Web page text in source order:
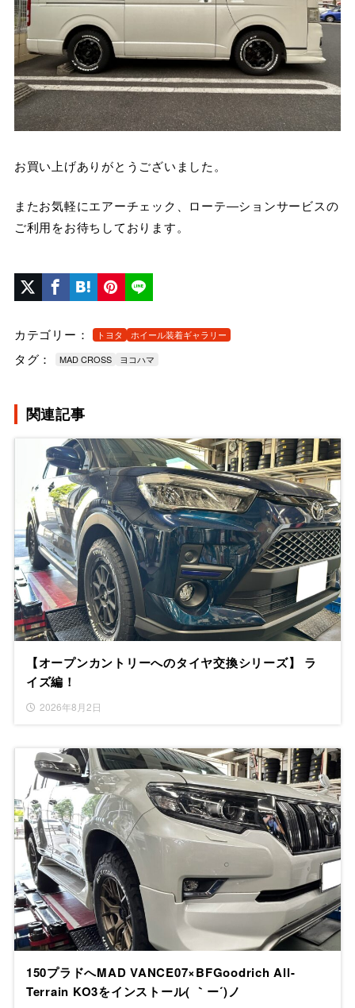
お買い上げありがとうございました。
またお気軽にエアーチェック、ローテ―ションサービスの
ご利用をお待ちしております。
カテゴリー： トヨタ ホイール装着ギャラリー
タグ： MAD CROSS ヨコハマ
関連記事
【オープンカントリーへのタイヤ交換シリーズ】 ラ
イズ編！
2026年8月2日
150プラドへMAD VANCE07×BFGoodrich All-
Terrain KO3をインストール( ｀ー´)ノ